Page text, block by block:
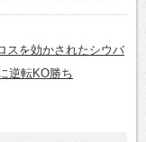
スを効かされたシウバ
逆転KO勝ち